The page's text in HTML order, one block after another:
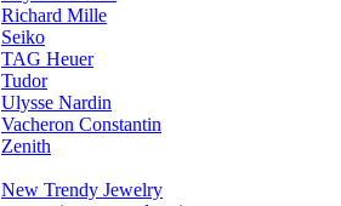
Richard Mille
Seiko
TAG Heuer
Tudor
Ulysse Nardin
Vacheron Constantin
Zenith
New Trendy Jewelry